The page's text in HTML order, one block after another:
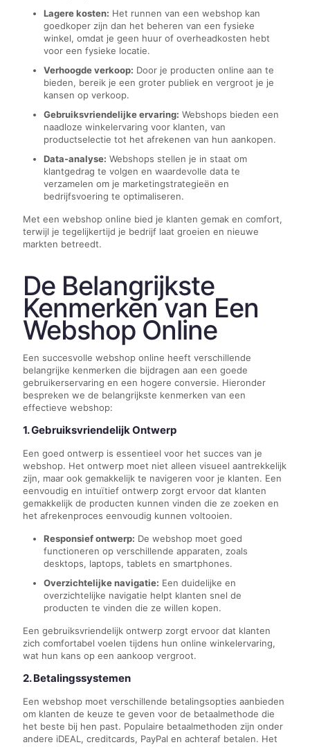
Lagere kosten: Het runnen van een webshop kan
goedkoper zijn dan het beheren van een fysieke
winkel, omdat je geen huur of overheadkosten hebt
voor een fysieke locatie.
Verhoogde verkoop: Door je producten online aan te
bieden, bereik je een groter publiek en vergroot je je
kansen op verkoop.
Gebruiksvriendelijke ervaring: Webshops bieden een
naadloze winkelervaring voor klanten, van
productselectie tot het afrekenen van hun aankopen.
Data-analyse: Webshops stellen je in staat om
klantgedrag te volgen en waardevolle data te
verzamelen om je marketingstrategieën en
bedrijfsvoering te optimaliseren.
Met een webshop online bied je klanten gemak en comfort,
terwijl je tegelijkertijd je bedrijf laat groeien en nieuwe
markten betreedt.
De Belangrijkste
Kenmerken van Een
Webshop Online
Een succesvolle webshop online heeft verschillende
belangrijke kenmerken die bijdragen aan een goede
gebruikerservaring en een hogere conversie. Hieronder
bespreken we de belangrijkste kenmerken van een
effectieve webshop:
1. Gebruiksvriendelijk Ontwerp
Een goed ontwerp is essentieel voor het succes van je
webshop. Het ontwerp moet niet alleen visueel aantrekkelijk
zijn, maar ook gemakkelijk te navigeren voor je klanten. Een
eenvoudig en intuïtief ontwerp zorgt ervoor dat klanten
gemakkelijk de producten kunnen vinden die ze zoeken en
het afrekenproces eenvoudig kunnen voltooien.
Responsief ontwerp: De webshop moet goed
functioneren op verschillende apparaten, zoals
desktops, laptops, tablets en smartphones.
Overzichtelijke navigatie: Een duidelijke en
overzichtelijke navigatie helpt klanten snel de
producten te vinden die ze willen kopen.
Een gebruiksvriendelijk ontwerp zorgt ervoor dat klanten
zich comfortabel voelen tijdens hun online winkelervaring,
wat hun kans op een aankoop vergroot.
2. Betalingssystemen
Een webshop moet verschillende betalingsopties aanbieden
om klanten de keuze te geven voor de betaalmethode die
het beste bij hen past. Populaire betaalmethoden zijn onder
andere iDEAL, creditcards, PayPal en achteraf betalen. Het